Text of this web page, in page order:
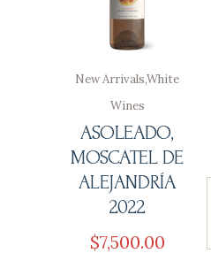
New Arrivals,White
Wines
ASOLEADO,
MOSCATEL DE
ALEJANDRÍA
2022
$7,500 00